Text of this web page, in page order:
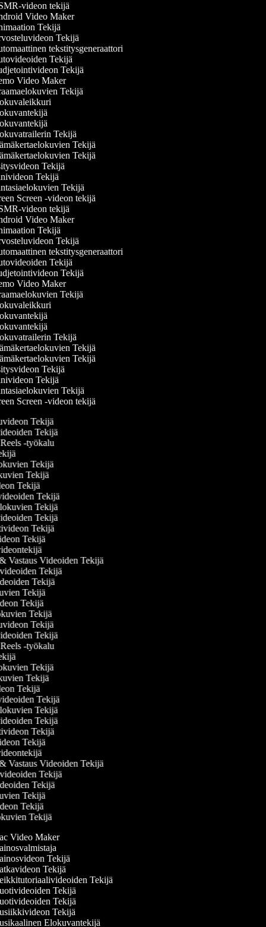
videon tekijä
Video Maker
Tekijä
Tekijä
tekstitysgeneraattori
Tekijä
Tekijä
Video Maker
Tekijä
Tekijä
Tekijä
Tekijä
Tekijä
Tekijä
Tekijä
Screen -videon tekijä
videon tekijä
Video Maker
Tekijä
Tekijä
tekstitysgeneraattori
Tekijä
Tekijä
Video Maker
Tekijä
Tekijä
Tekijä
Tekijä
Tekijä
Tekijä
Tekijä
Screen -videon tekijä
Tekijä
Tekijä
Reels -työkalu
Tekijä
Tekijä
Tekijä
Tekijä
Tekijä
Tekijä
Tekijä
Tekijä
Vastaus Videoiden Tekijä
Tekijä
Tekijä
Tekijä
Tekijä
Tekijä
Tekijä
Tekijä
Reels -työkalu
Tekijä
Tekijä
Tekijä
Tekijä
Tekijä
Tekijä
Tekijä
Tekijä
Vastaus Videoiden Tekijä
Tekijä
Tekijä
Tekijä
Tekijä
Tekijä
Video Maker
Tekijä
Tekijä
Tekijä
Tekijä
Tekijä
Tekijä
Elokuvantekijä